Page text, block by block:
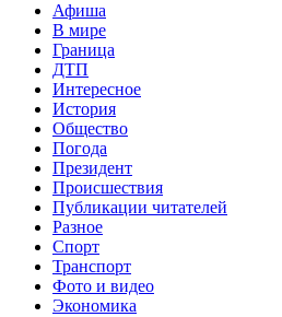
Афиша
В мире
Граница
ДТП
Интересное
История
Общество
Погода
Президент
Происшествия
Публикации читателей
Разное
Спорт
Транспорт
Фото и видео
Экономика